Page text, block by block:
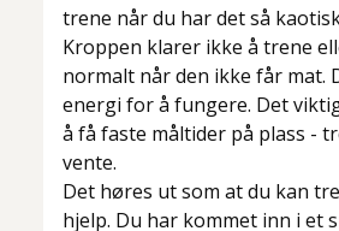
trene når du har det så
Kroppen klarer ikke å trene
normalt når den ikke får mat.
energi for å fungere. Det
å få faste måltider på plass -
vente.
Det høres ut som at du kan
hjelp. Du har kommet inn i et